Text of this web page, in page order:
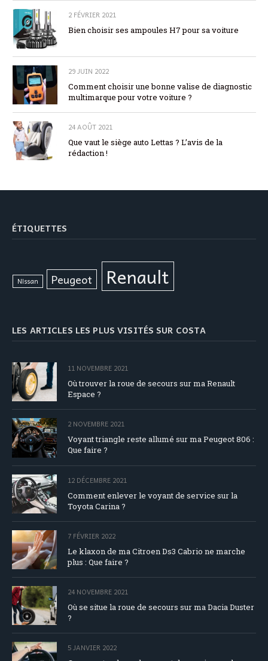
2 FÉVRIER 2021
Bien choisir ses ampoules H7 pour sa voiture
29 JUIN 2022
Comment choisir une bonne valise de diagnostic
multimarque pour votre voiture ?
24 AOÛT 2021
Que vaut le siège auto Lettas ? L’avis de la
rédaction !
ÉTIQUETTES
Nissan Peugeot Renault
LES ARTICLES LES PLUS VISITÉS SUR COSTA
11 NOVEMBRE 2021
Où trouver la roue de secours sur ma Renault
Espace ?
2 NOVEMBRE 2021
Voyant triangle reste allumé sur ma Peugeot 806 :
Que faire ?
12 DÉCEMBRE 2021
Comment enlever le voyant de service sur la
Toyota Carina ?
7 FÉVRIER 2022
Le klaxon de ma Citroen Ds3 Cabrio ne marche
plus : Que faire ?
24 NOVEMBRE 2021
Où se situe la roue de secours sur ma Dacia Duster
?
5 JANVIER 2022